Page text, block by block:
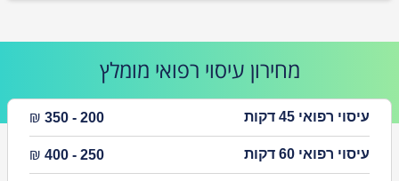
מחירון עיסוי רפואי מומלץ
עיסוי רפואי 45 דקות 200 - 350
₪
עיסוי רפואי 60 דקות 250 - 400
₪